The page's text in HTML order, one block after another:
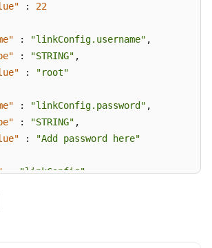
:
22
: "linkConfig.username" ,
: "STRING" ,
:
"root"
: "linkConfig.password" ,
: "STRING" ,
:
"Add password here"
: "linkConfig"